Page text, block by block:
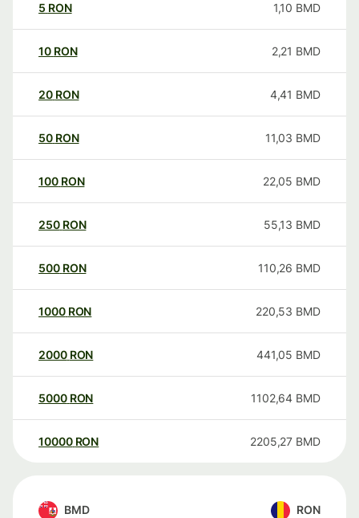
5 RON 1,10 BMD
10 RON 2,21 BMD
20 RON 4,41 BMD
50 RON 11,03 BMD
100 RON 22,05 BMD
250 RON 55,13 BMD
500 RON 110,26 BMD
1000 RON 220,53 BMD
2000 RON 441,05 BMD
5000 RON 1102,64 BMD
10000 RON 2205,27 BMD
BMD RON